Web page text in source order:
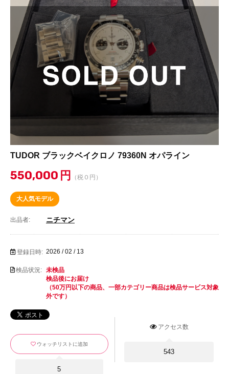
TUDOR ブラックベイクロノ 79360N オパライン
550,000 円 （税０円）
大人気モデル
出品者: ニチマン
登録日時: 2026 / 02 / 13
検品状況: 未検品
検品後にお届け
（50万円以下の商品、一部カテゴリー商品は検品サービス対象
外です）
アクセス数
543
ウォッチリストに追加
5